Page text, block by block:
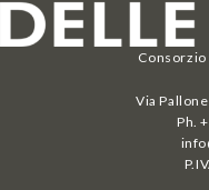
Consorzio
Via
Ph.